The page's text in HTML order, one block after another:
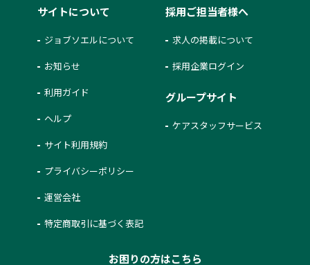
サイトについて
ジョブソエルについて
お知らせ
利用ガイド
ヘルプ
サイト利用規約
プライバシーポリシー
運営会社
特定商取引に基づく表記
採用ご担当者様へ
求人の掲載について
採用企業ログイン
グループサイト
ケアスタッフサービス
お困りの方はこちら